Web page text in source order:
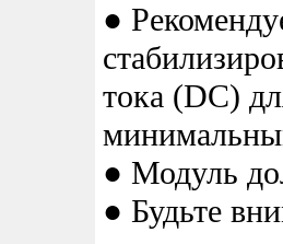
●
тока (DC)
● Модуль
● Будьте